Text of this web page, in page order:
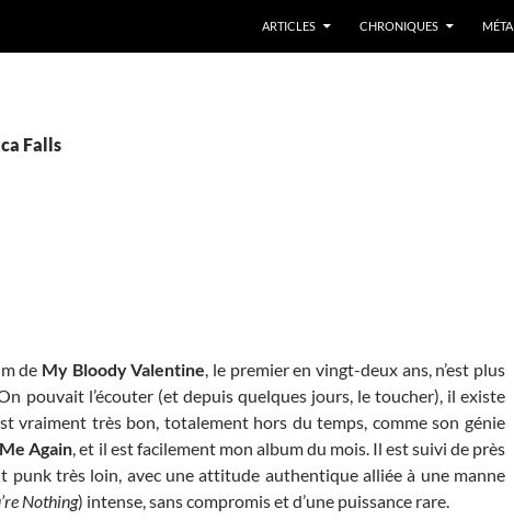
ARTICLES CHRONIQUES MÉTA
Falls
de My Bloody Valentine, le premier en vingt-deux ans, n’est plus
pouvait l’écouter (et depuis quelques jours, le toucher), il existe
vraiment très bon, totalement hors du temps, comme son génie
Again, et il est facilement mon album du mois. Il est suivi de près
punk très loin, avec une attitude authentique alliée à une manne
Nothing) intense, sans compromis et d’une puissance rare.